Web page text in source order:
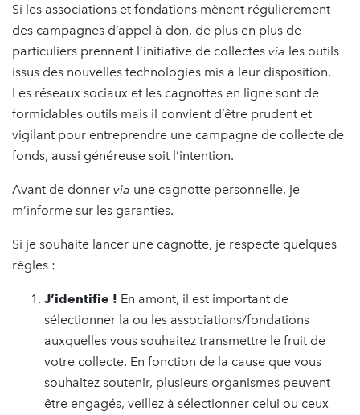
Si les associations et fondations mènent régulièrement
des campagnes d’appel à don, de plus en plus de
particuliers prennent l’initiative de collectes via les outils
issus des nouvelles technologies mis à leur disposition.
Les réseaux sociaux et les cagnottes en ligne sont de
formidables outils mais il convient d’être prudent et
vigilant pour entreprendre une campagne de collecte de
fonds, aussi généreuse soit l’intention.
Avant de donner via une cagnotte personnelle, je
m’informe sur les garanties.
Si je souhaite lancer une cagnotte, je respecte quelques
règles :
J’identifie ! En amont, il est important de
sélectionner la ou les associations/fondations
auxquelles vous souhaitez transmettre le fruit de
votre collecte. En fonction de la cause que vous
souhaitez soutenir, plusieurs organismes peuvent
être engagés, veillez à sélectionner celui ou ceux